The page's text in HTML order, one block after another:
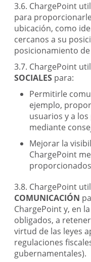
ChargePoint
para
ubicación, como
cercanos a su
posicionamiento
ChargePoint
SOCIALES para:
Permitirle
ejemplo,
usuarios y a
mediante
Mejorar la
ChargePoint
ChargePoint
COMUNICACIÓN
ChargePoint y, en
obligados, a
virtud de las leyes
regulaciones
gubernamentales).